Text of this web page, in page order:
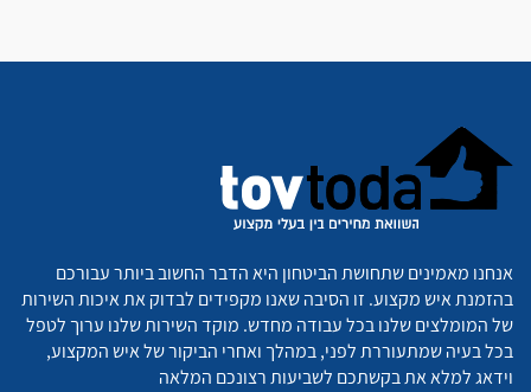
אנחנו מאמינים שתחושת הביטחון היא הדבר החשוב ביותר עבורכם
בהזמנת איש מקצוע. זו הסיבה שאנו מקפידים לבדוק את איכות השירות
של המומלצים שלנו בכל עבודה מחדש. מוקד השירות שלנו ערוך לטפל
בכל בעיה שמתעוררת לפני, במהלך ואחרי הביקור של איש המקצוע,
וידאג למלא את בקשתכם לשביעות רצונכם המלאה